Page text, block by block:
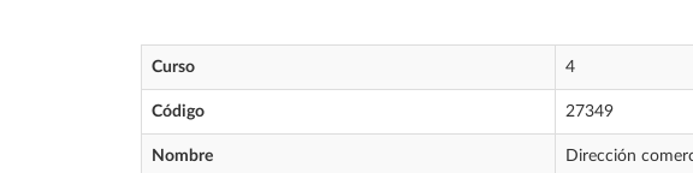
Curso 4
Código 27349
Nombre Dirección